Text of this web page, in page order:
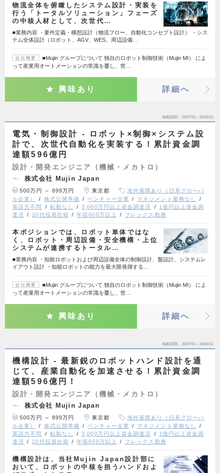
物流全体を俯瞰したシステム設計・実装を
行う「トータルソリューション」フェーズ
の中核人材として、次世代…
■業務内容 ・要件定義・構想設計（物流フロー、自動化コンセプト設計） ・シス
テム全体設計（ロボット、AGV、WES、周辺設備…
会社概要
■Mujin グループについて 独自のロボット制御技術（Mujin MI） によ
って産業用オートメーションの常識を覆し、世…
興味あり 詳細へ
掲載期間 26/07/31～26/08/13
電気・制御設計 - ロボット×制御×システム設
計で、次世代自動化を実装する！累計資金調
達額596億円
設計・開発エンジニア（機械・メカトロ）
株式会社 Mujin Japan
500万円 ～ 899万円 東京都
海外展開あり（日系グローバ
ル企業）
株式公開準備 ベンチャー企業
マネジメント業務なし
英語力不問
転勤なし 3,000万円以上資金調達済
1億円以上資金調
達済
20代役員在籍 年収600万以上 フレックス勤務
本ポジションでは、ロボット単体ではな
く、ロボット・周辺設備・安全機構・上位
システムが連携するトータル…
■業務内容 ・知能ロボットおよび周辺設備全体の制御設計、盤設計、システムレ
イアウト設計 ・知能ロボットの能力を最大限発揮する…
会社概要
■Mujin グループについて 独自のロボット制御技術（Mujin MI） によ
って産業用オートメーションの常識を覆し、世…
興味あり 詳細へ
掲載期間 26/07/31～26/08/13
機構設計 - 最新鋭のロボットハンド設計を通
じて、産業自動化を加速させる！累計資金調
達額596億円！
設計・開発エンジニア（機械・メカトロ）
株式会社 Mujin Japan
500万円 ～ 899万円 東京都
海外展開あり（日系グローバ
ル企業）
株式公開準備 ベンチャー企業
マネジメント業務なし
英語力不問
転勤なし 3,000万円以上資金調達済
1億円以上資金調
達済
20代役員在籍 年収600万以上 フレックス勤務
機構設計は、当社Mujin Japan設計部に
おいて、ロボットの中核を担うハンドおよ